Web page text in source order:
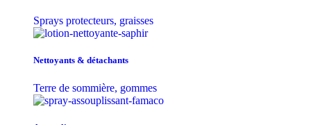
Sprays protecteurs, graisses
Nettoyants & détachants
Terre de sommière, gommes